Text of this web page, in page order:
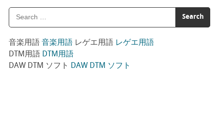
音楽用語 音楽用語レゲエ用語 レゲエ用語
DTM用語 DTM用語
DAW DTM ソフト
DAW DTM ソフト